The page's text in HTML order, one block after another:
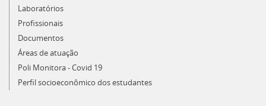
Laboratórios
Profissionais
Documentos
Áreas de atuação
Poli Monitora - Covid 19
Perfil socioeconômico dos estudantes